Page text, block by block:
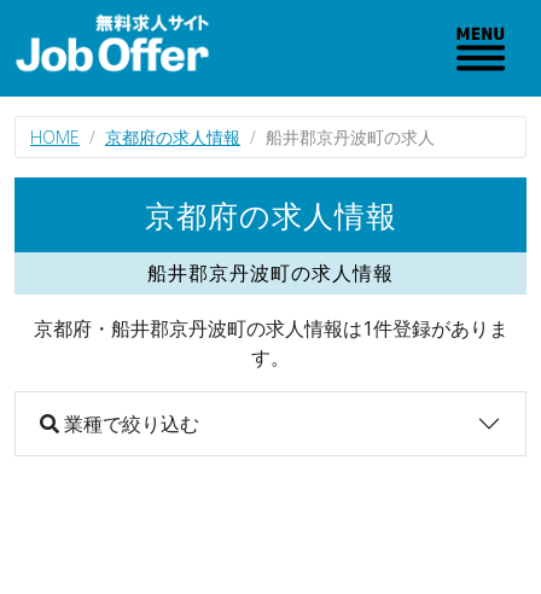
HOME 京都府の求人情報 船井郡京丹波町の求人
京都府の求人情報
船井郡京丹波町の求人情報
京都府・船井郡京丹波町の求人情報は1件登録がありま
す。
業種で絞り込む